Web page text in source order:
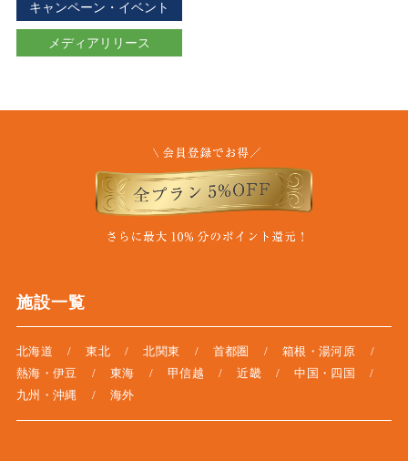
キャンペーン・イベント
メディアリリース
施設一覧
北海道 東北 北関東 首都圏
箱根・湯河原
熱海・伊豆
東海 甲信越 近畿
中国・四国
九州・沖縄
海外